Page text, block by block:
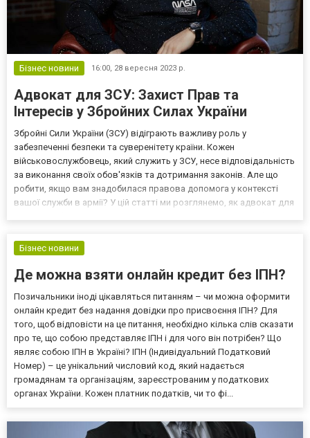
Бізнес новини 16:00, 28 вересня 2023 р.
Адвокат для ЗСУ: Захист Прав та
Інтересів у Збройних Силах України
Збройні Сили України (ЗСУ) відіграють важливу роль у
забезпеченні безпеки та суверенітету країни. Кожен
військовослужбовець, який служить у ЗСУ, несе відповідальність
за виконання своїх обов'язків та дотримання законів. Але що
робити, якщо вам знадобилася правова допомога у контексті
вашої служби в армії? У цій статті ми розглянемо, як адвокат для
Бізнес новини
Де можна взяти онлайн кредит без ІПН?
Позичальники іноді цікавляться питанням – чи можна оформити
онлайн кредит без надання довідки про присвоєння ІПН? Для
того, щоб відповісти на це питання, необхідно кілька слів сказати
про те, що собою представляє ІПН і для чого він потрібен? Що
являє собою ІПН в Україні? ІПН (Індивідуальний Податковий
Номер) – це унікальний числовий код, який надається
громадянам та організаціям, зареєстрованим у податкових
органах України. Кожен платник податків, чи то фі...